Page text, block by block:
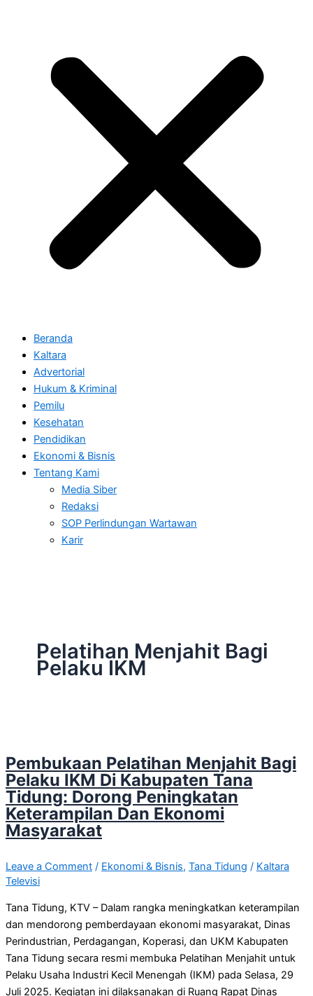
Beranda
Kaltara
Advertorial
Hukum & Kriminal
Pemilu
Kesehatan
Pendidikan
Ekonomi & Bisnis
Tentang Kami
Media Siber
Redaksi
SOP Perlindungan Wartawan
Karir
Pelatihan Menjahit Bagi
Pelaku IKM
Pembukaan Pelatihan Menjahit Bagi
Pelaku IKM Di Kabupaten Tana
Tidung: Dorong Peningkatan
Keterampilan Dan Ekonomi
Masyarakat
Leave a Comment / Ekonomi & Bisnis, Tana Tidung / Kaltara
Televisi
Tana Tidung, KTV – Dalam rangka meningkatkan keterampilan
dan mendorong pemberdayaan ekonomi masyarakat, Dinas
Perindustrian, Perdagangan, Koperasi, dan UKM Kabupaten
Tana Tidung secara resmi membuka Pelatihan Menjahit untuk
Pelaku Usaha Industri Kecil Menengah (IKM) pada Selasa, 29
Juli 2025. Kegiatan ini dilaksanakan di Ruang Rapat Dinas